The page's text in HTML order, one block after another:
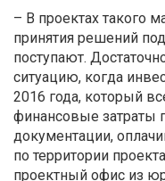
– В проектах такого
принятия решений
поступают.
ситуацию, когда
2016 года, который
финансовые затраты
документации,
по территории
проектный офис из